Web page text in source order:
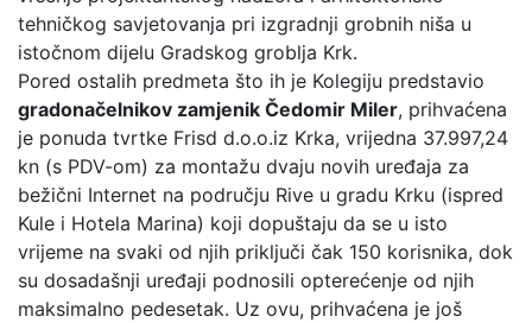
tehničkog savjetovanja pri izgradnji grobnih niša u
istočnom dijelu Gradskog groblja Krk.
Pored ostalih predmeta što ih je Kolegiju predstavio
gradonačelnikov zamjenik Čedomir Miler, prihvaćena
je ponuda tvrtke Frisd d.o.o.iz Krka, vrijedna 37.997,24
kn (s PDV-om) za montažu dvaju novih uređaja za
bežični Internet na području Rive u gradu Krku (ispred
Kule i Hotela Marina) koji dopuštaju da se u isto
vrijeme na svaki od njih priključi čak 150 korisnika, dok
su dosadašnji uređaji podnosili opterećenje od njih
maksimalno pedesetak. Uz ovu, prihvaćena je još